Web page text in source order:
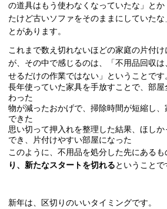
の道具はもう使わなくなっていたな」とか
たけど古いソファをそのままにしていたな
とがあります。
これまで数え切れないほどの家庭の片付
が、その中で感じるのは、「不用品回収
せるだけの作業ではない」ということです
長年使っていた家具を手放すことで、部
わった
物が減ったおかげで、掃除時間が短縮し
できた
思い切って押入れを整理した結果、ほし
でき、片付けやすい部屋になった
このように、不用品を処分した先にあるも
り、新たなスタートを切れるということで
新年は、区切りのいいタイミングです。